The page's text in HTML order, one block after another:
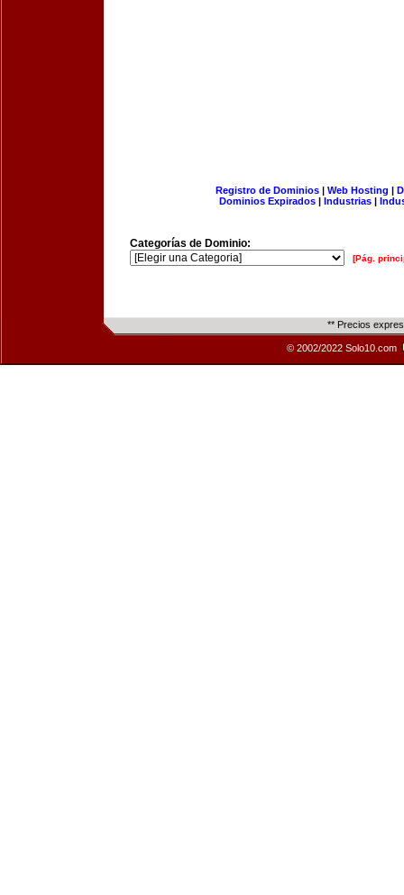
Registro de Dominios| Web Hosting |
Dominios Expirados | Industrias |
Categorías de Dominio:
[Pág.
** Precios
© 2002/2022 Solo10.com